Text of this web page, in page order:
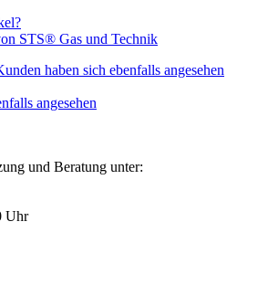
STS® Gas und Technik
haben sich ebenfalls angesehen
angesehen
und Beratung unter:
Uhr